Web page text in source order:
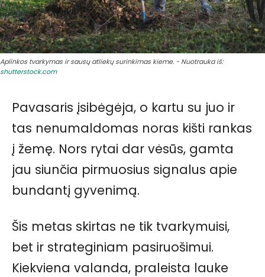
Aplinkos tvarkymas ir sausų atliekų surinkimas kieme. - Nuotrauka iš:
shutterstock.com
Pavasaris įsibėgėja, o kartu su juo ir
tas nenumaldomas noras kišti rankas
į žemę. Nors rytai dar vėsūs, gamta
jau siunčia pirmuosius signalus apie
bundantį gyvenimą.
Šis metas skirtas ne tik tvarkymuisi,
bet ir strateginiam pasiruošimui.
Kiekviena valanda, praleista lauke